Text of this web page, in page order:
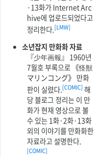
·13화가 Internet Arc
hive에 업로드되었다고
정리한다.[LMW]
소년잡지 만화화 자료
『少年画報』 1960년
7월호 부록으로 《怪獣
マリンコング》 만화
판이 실렸다.[COMIC] 해
당 블로그 정리는 이 만
화가 현재 영상으로 볼
수 있는 1화·2화·13화
외의 이야기를 만화화한
자료라고 설명한다.
[COMIC]